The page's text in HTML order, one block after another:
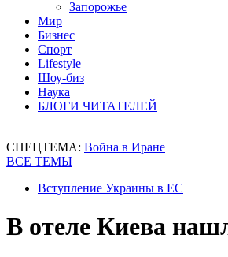
Запорожье
Мир
Бизнес
Спорт
Lifestyle
Шоу-биз
Наука
БЛОГИ ЧИТАТЕЛЕЙ
СПЕЦТЕМА: Война в Иране
ВСЕ ТЕМЫ
Вступление Украины в ЕС
В отеле Киева